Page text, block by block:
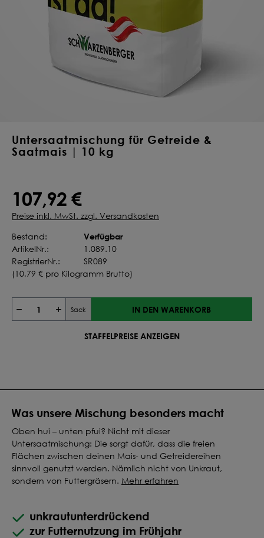
Untersaatmischung für Getreide &
Saatmais | 10 kg
Was unsere Mischung besonders macht
Oben hui – unten pfui? Nicht mit dieser
Untersaatmischung: Die sorgt dafür, dass die freien
Flächen zwischen deinen Mais- und Getreidereihen
sinnvoll genutzt werden. Nämlich nicht von Unkraut,
sondern von Futtergräsern. Mehr erfahren
unkrautunterdrückend
zur Futternutzung im Frühjahr
107,92 €
Preise inkl. MwSt. zzgl. Versandkosten
Bestand:
Verfügbar
ArtikelNr.:
1.089.10
RegistrierNr.:
SR089
(10,79 € pro Kilogramm Brutto)
Sack IN DEN WARENKORB
STAFFELPREISE ANZEIGEN
Deine Saat-
Mischung
konfigurieren
QUALITÄT VOM PROFI
INDIVIDUELL FÜR DICH